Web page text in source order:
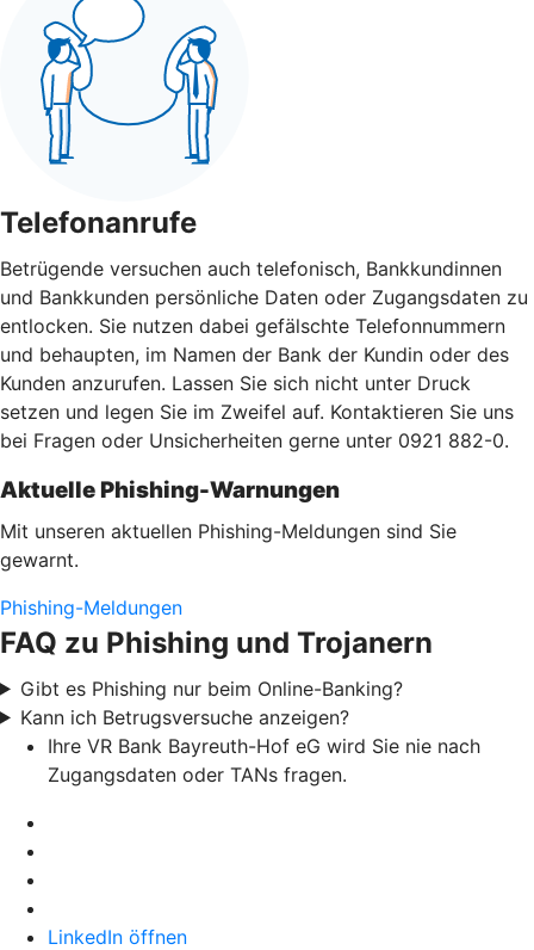
Telefonanrufe
Betrügende versuchen auch telefonisch, Bankkundinnen
und Bankkunden persönliche Daten oder Zugangsdaten zu
entlocken. Sie nutzen dabei gefälschte Telefonnummern
und behaupten, im Namen der Bank der Kundin oder des
Kunden anzurufen. Lassen Sie sich nicht unter Druck
setzen und legen Sie im Zweifel auf. Kontaktieren Sie uns
bei Fragen oder Unsicherheiten gerne unter 0921 882-0.
Aktuelle Phishing-Warnungen
Mit unseren aktuellen Phishing-Meldungen sind Sie
gewarnt.
Phishing-Meldungen
FAQ zu Phishing und Trojanern
Gibt es Phishing nur beim Online-Banking?
Kann ich Betrugsversuche anzeigen?
Ihre VR Bank Bayreuth-Hof eG wird Sie nie nach
Zugangsdaten oder TANs fragen.
LinkedIn öffnen